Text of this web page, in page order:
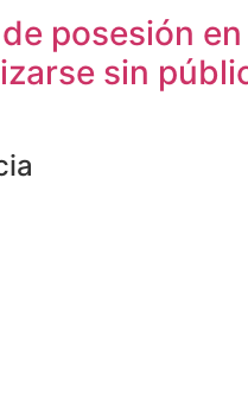
posesión
sin